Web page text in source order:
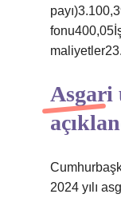
maliyetler23.
Asgari
2024 yılı